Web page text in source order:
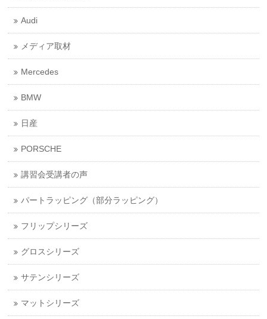
Audi
メディア取材
Mercedes
BMW
日産
PORSCHE
講習会受講者の声
パートラッピング（部分ラッピング）
フリップシリーズ
グロスシリーズ
サテンシリーズ
マットシリーズ